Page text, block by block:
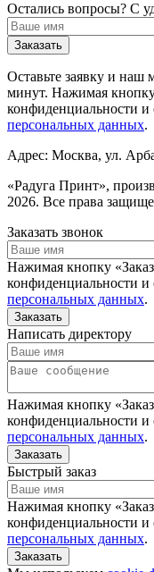
Остались вопросы? С
Оставьте заявку и наш
минут. Нажимая
конфиденциальности и
персональных данных.
Адрес: Москва, ул.
«Радуга Принт»,
2026. Все права
Заказать звонок
Нажимая кнопку
конфиденциальности и
персональных данных.
Написать директору
Нажимая кнопку
конфиденциальности и
персональных данных.
Быстрый заказ
Нажимая кнопку
конфиденциальности и
персональных данных.